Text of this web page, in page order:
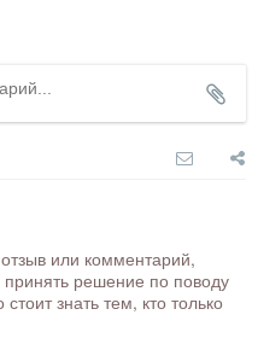
или комментарий,
решение по поводу
знать тем, кто только